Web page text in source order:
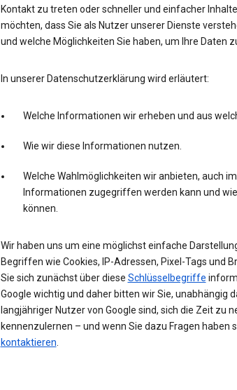
Kontakt zu treten oder schneller und einfacher
möchten, dass Sie als Nutzer unserer Dienste
und welche Möglichkeiten Sie haben, um Ihre Daten
In unserer Datenschutzerklärung wird erläutert:
Welche Informationen wir erheben und aus
Wie wir diese Informationen nutzen.
Welche Wahlmöglichkeiten wir anbieten, auch
Informationen zugegriffen werden kann und
können.
Wir haben uns um eine möglichst einfache
Begriffen wie Cookies, IP-Adressen, Pixel-Tags und
Sie sich zunächst über diese Schlüsselbegriffe
Google wichtig und daher bitten wir Sie, unabhängig
langjähriger Nutzer von Google sind, sich die Zeit zu
kennenzulernen – und wenn Sie dazu Fragen haben
kontaktieren.